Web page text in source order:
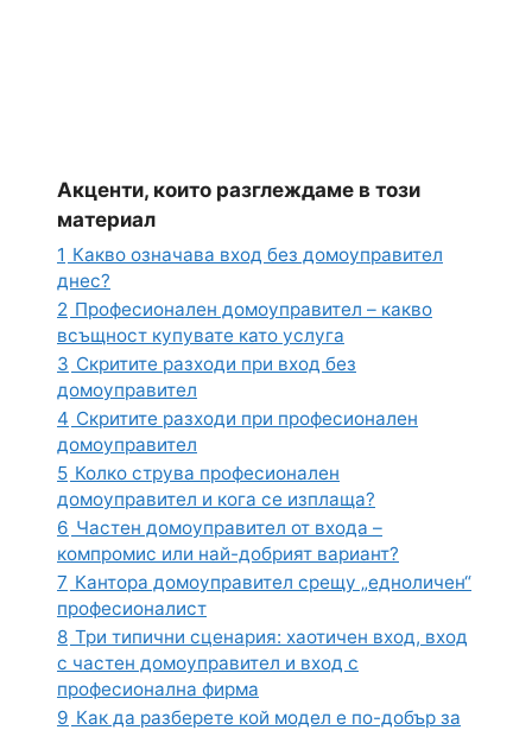
Акценти, които разглеждаме в този
материал
1 Какво означава вход без домоуправител
днес?
2 Професионален домоуправител – какво
всъщност купувате като услуга
3 Скритите разходи при вход без
домоуправител
4 Скритите разходи при професионален
домоуправител
5 Колко струва професионален
домоуправител и кога се изплаща?
6 Частен домоуправител от входа –
компромис или най-добрият вариант?
7 Кантора домоуправител срещу „едноличен“
професионалист
8 Три типични сценария: хаотичен вход, вход
с частен домоуправител и вход с
професионална фирма
9 Как да разберете кой модел е по-добър за